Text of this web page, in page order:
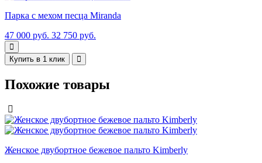
Парка с мехом песца Miranda
47 000 руб. 32 750 руб.
Купить в 1 клик
Похожие товары
Женское двубортное бежевое пальто Kimberly